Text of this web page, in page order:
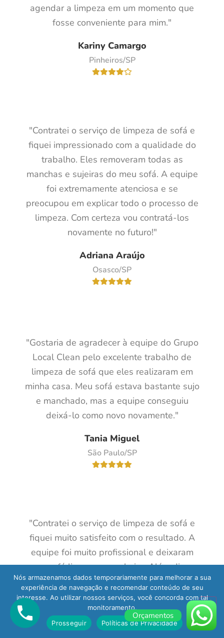
agendar a limpeza em um momento que
fosse conveniente para mim."
Kariny Camargo
Pinheiros/SP
"Contratei o serviço de limpeza de sofá e
fiquei impressionado com a qualidade do
trabalho. Eles removeram todas as
manchas e sujeiras do meu sofá. A equipe
foi extremamente atenciosa e se
preocupou em explicar todo o processo de
limpeza. Com certeza vou contratá-los
novamente no futuro!"
Adriana Araújo
Osasco/SP
"Gostaria de agradecer à equipe do Grupo
Local Clean pelo excelente trabalho de
limpeza de sofá que eles realizaram em
minha casa. Meu sofá estava bastante sujo
e manchado, mas a equipe conseguiu
deixá-lo como novo novamente."
Tania Miguel
São Paulo/SP
"Contratei o serviço de limpeza de sofá e
fiquei muito satisfeito com o resultado. A
equipe foi muito profissional e deixaram
meu sofá limpo e sem cheiro. Além disso,
eles foram bastante pontuais. Com certeza
recomendo a empresa para quem precisa
de uma limpeza profissional."
Reinaldo Metts
Orçamentos
Nós armazenamos dados temporariamente para melhorar a sua
experiência de navegação e recomendar conteúdo de seu
interesse. Ao utilizar nossos serviços, você concorda com tal
monitoramento.
Prosseguir
Políticas de Privacidade